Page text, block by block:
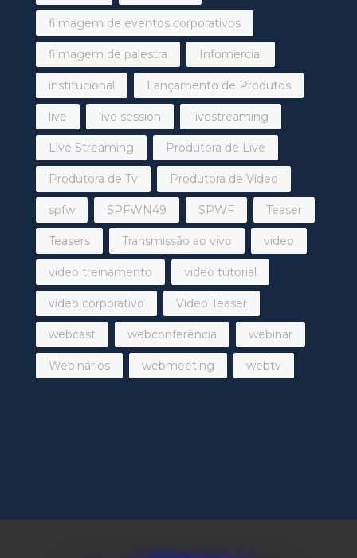
filmagem de eventos corporativos
filmagem de palestra Infomercial
institucional Lançamento de Produtos
live live session livestreaming
Live Streaming Produtora de Live
Produtora de Tv Produtora de Vídeo
spfw SPFWN49 SPWF Teaser
Teasers Transmissão ao vivo video
video treinamento video tutorial
vídeo corporativo Vídeo Teaser
webcast webconferência webinar
Webinários webmeeting webtv